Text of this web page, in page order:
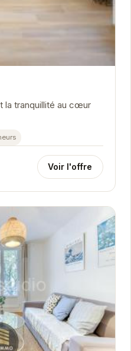
la tranquillité au cœur
Voir l'offre